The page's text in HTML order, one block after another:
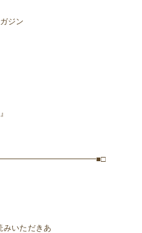
ジン
みいただきあ